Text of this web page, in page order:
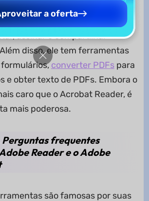
premium Acrobat PDF, você
assinar e compartilhar
disso, ele tem ferramentas
converter PDFspara
e obter texto de PDFs. Embora o
caro que o Acrobat Reader, é
mais poderosa.
frequentes
Reader e o Adobe
são famosas por suas
a oferta